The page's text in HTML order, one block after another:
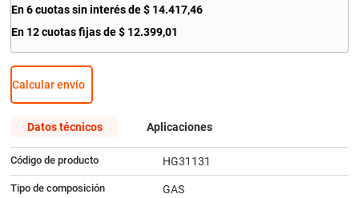
En 6 cuotas sin interés de$ 14.417,46
En 12 cuotas fijas de $ 12.399,01
Calcular envío
Datos técnicos Aplicaciones
Código de producto HG31131
Tipo de composición GAS